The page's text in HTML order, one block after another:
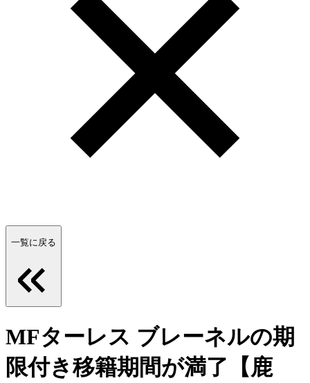
一覧に戻る
MFターレス ブレーネルの期
限付き移籍期間が満了【鹿